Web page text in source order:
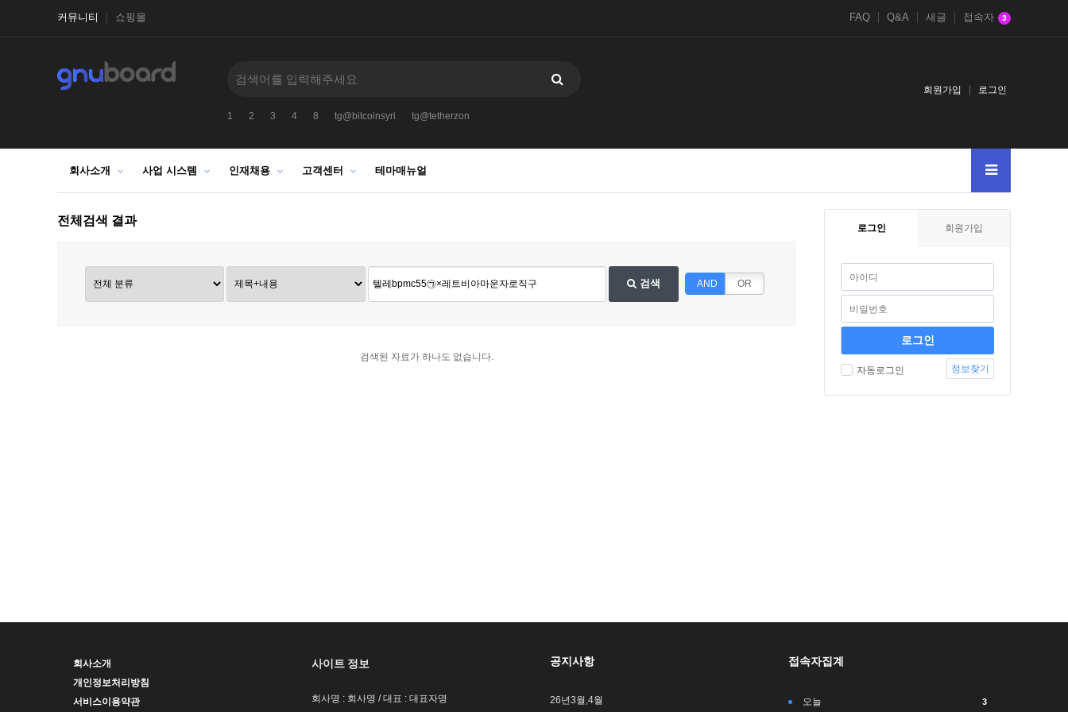
커뮤니티 쇼핑몰 FAQ Q&A 새글 접속자 3
1 2 3 4 8 tg@bitcoinsyri tg@tetherzon
회원가입 로그인
회사소개 사업 시스템 인재채용 고객센터 테마매뉴얼
전체검색 결과
검색 AND OR
검색된 자료가 하나도 없습니다.
로그인 회원가입
자동로그인 정보찾기
회사소개
개인정보처리방침
서비스이용약관
사이트 정보
회사명 : 회사명 / 대표 : 대표자명
공지사항
26년3월,4월
접속자집계
오늘 3